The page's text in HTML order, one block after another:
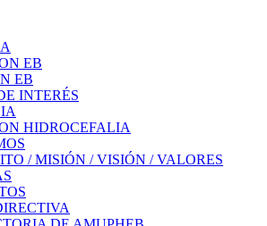
EB
EB
INTERÉS
HIDROCEFALIA
/ MISIÓN / VISIÓN / VALORES